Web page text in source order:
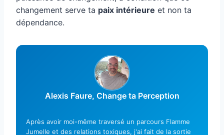
changement serve ta paix intérieure et non ta
dépendance.
Alexis Faure, Change ta Perception
Après avoir moi-même traversé un parcours Flamme
Jumelle et des relations toxiques, j'ai fait de la sortie